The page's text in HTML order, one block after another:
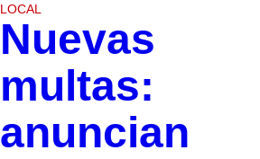
LOCAL
Nuevas
multas:
anuncian